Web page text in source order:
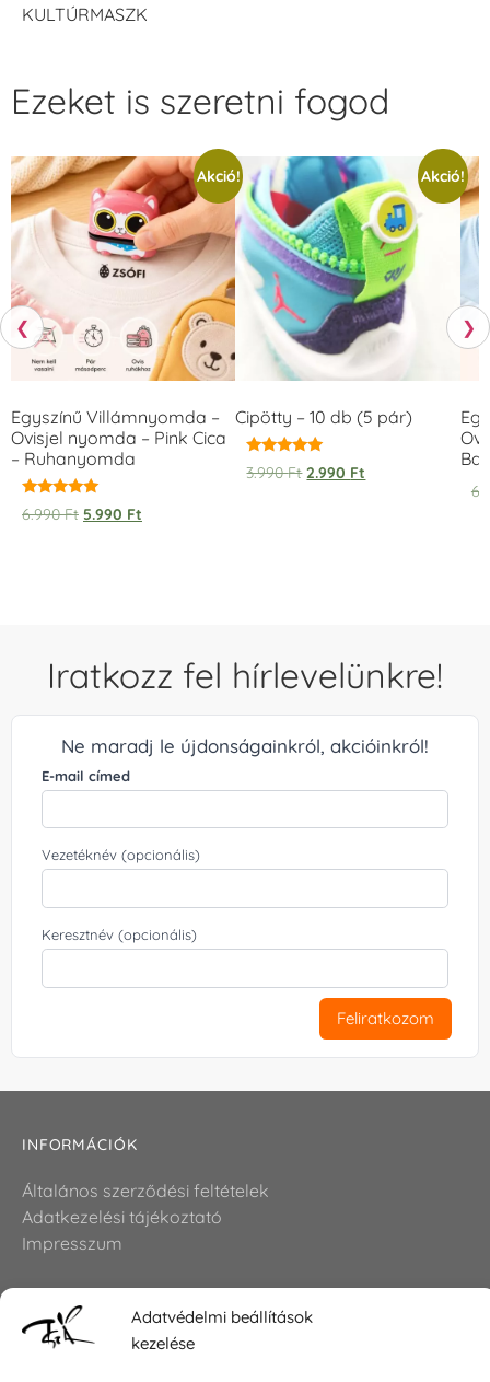
Adatvédelmi beállítások
kezelése
KULTÚRMASZK
❮
Ezeket is szeretni fogod
Akció!
Egyszínű Villámnyomda –
Ovisjel nyomda – Pink Cica
– Ruhanyomda
Értékelés:
5.00
6.990Ft 5.990 Ft
Akció!
Cipötty – 10 db (5 pár)
Értékelés:
5.00
3.990Ft 2.990 Ft
❯
Iratkozz fel hírlevelünkre!
Ne maradj le újdonságainkról, akcióinkról!
E-mail címed
Vezetéknév (opcionális)
Keresztnév (opcionális)
Feliratkozom
INFORMÁCIÓK
Általános szerződési feltételek
Adatkezelési tájékoztató
Impresszum
KAPCSOLAT